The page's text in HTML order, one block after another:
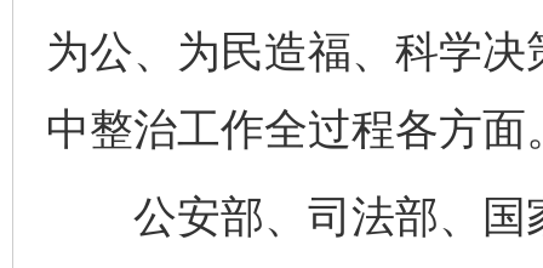
为公、为民造福、科学
中整治工作全过程各方面
公安部、司法部、国